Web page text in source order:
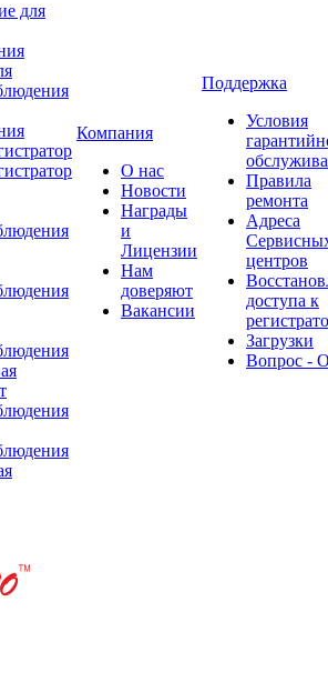
для
Компания
О нас
Новости
Награды
и
Лицензии
Нам
доверяют
Вакансии
Поддержка
Условия
Правила
ремонта
Адреса
центров
доступа к
Загрузки
Вопрос -